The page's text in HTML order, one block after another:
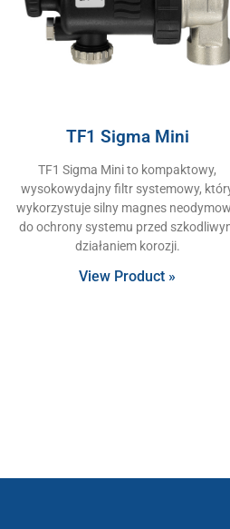
TF1 Sigma Mini
TF1 Sigma Mini to kompaktowy,
wysokowydajny filtr systemowy,
wykorzystuje silny magnes
do ochrony systemu przed
działaniem korozji.
View Product »